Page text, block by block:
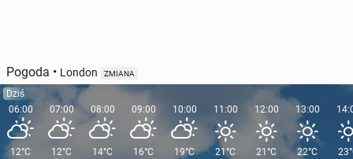
Pogoda • London ZMIANA
Dziś
06:00
12°C
07:00
12°C
08:00
14°C
09:00
16°C
10:00
19°C
11:00
21°C
12:00
21°C
13:00
22°C